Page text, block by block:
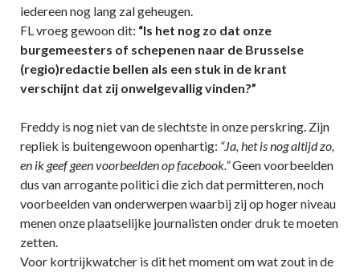
iedereen nog lang zal geheugen.
FL vroeg gewoon dit: “Is het nog zo dat onze
burgemeesters of schepenen naar de Brusselse
(regio)redactie bellen als een stuk in de krant
verschijnt dat zij onwelgevallig vinden?”
Freddy is nog niet van de slechtste in onze perskring. Zijn
repliek is buitengewoon openhartig: “Ja, het is nog altijd zo,
en ik geef geen voorbeelden op facebook.”Geen voorbeelden
dus van arrogante politici die zich dat permitteren, noch
voorbeelden van onderwerpen waarbij zij op hoger niveau
menen onze plaatselijke journalisten onder druk te moeten
zetten.
Voor kortrijkwatcher is dit het moment om wat zout in de